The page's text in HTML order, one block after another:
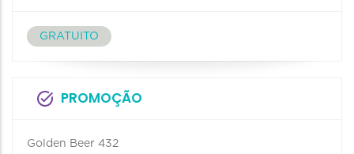
GRATUITO
PROMOÇÃO
Golden Beer 432